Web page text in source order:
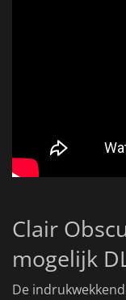
Clair
mogelijk
De